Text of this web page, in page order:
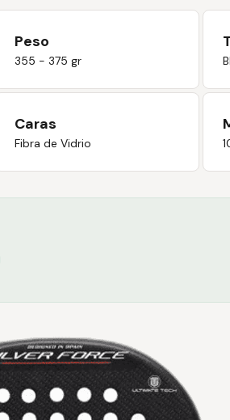
Peso
355 - 375 gr
Caras
Fibra de Vidrio